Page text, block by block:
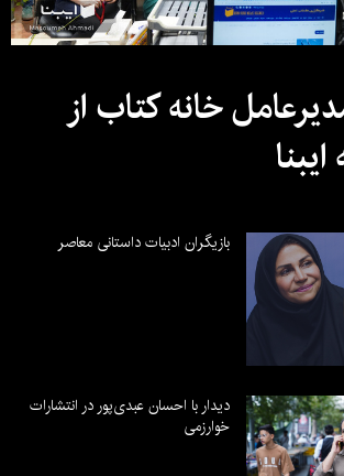
خانه کتاب از
بازیگران ادبیات داستانی معاصر
دیدار با احسان عبدی‌پور در انتشارات
خوارزمی